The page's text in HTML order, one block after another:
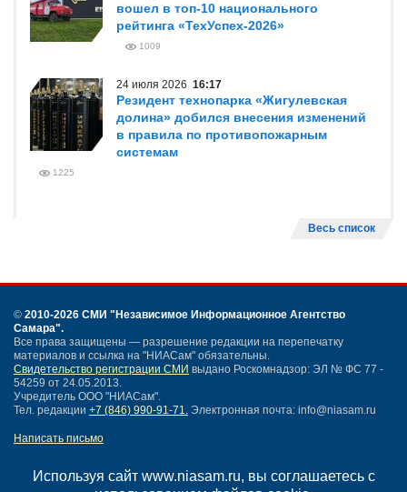
Используя сайт www.niasam.ru, вы соглашаетесь с
вошел в топ-10 национального
рейтинга «ТехУспех-2026»
1009
24 июля 2026 16:17
Резидент технопарка «Жигулевская
долина» добился внесения изменений
в правила по противопожарным
системам
1225
Весь список
© 2010-2026 СМИ "Независимое Информационное Агентство
Самара".
Все права защищены — разрешение редакции на перепечатку
материалов и ссылка на "НИАСам" обязательны.
Свидетельство регистрации СМИ выдано Роскомнадзор: ЭЛ № ФС 77 -
54259 от 24.05.2013.
Учредитель ООО "НИАСам".
Тел. редакции +7 (846) 990-91-71. Электронная почта: info@niasam.ru
Написать письмо
Нашли ошибку?